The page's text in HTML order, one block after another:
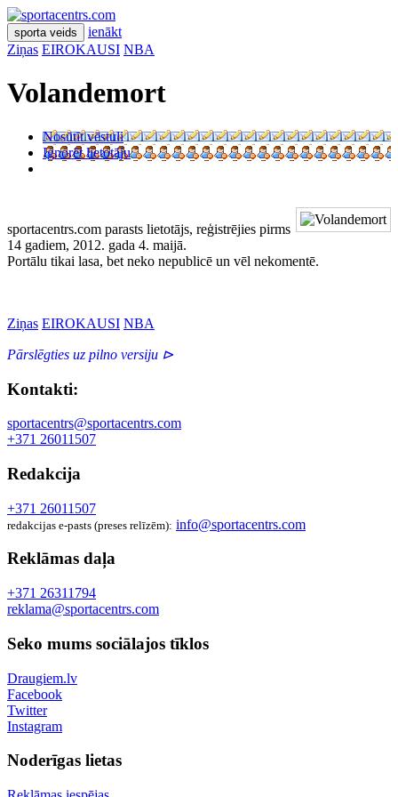
sporta veids
ienākt
Ziņas EIROKAUSI NBA
Volandemort
Nosūtīt vēstuli
Ignorēt lietotāju
sportacentrs.com parasts lietotājs, reģistrējies pirms
14 gadiem, 2012. gada 4. maijā.
Portālu tikai lasa, bet neko nepublicē un vēl nekomentē.
Ziņas EIROKAUSI NBA
Pārslēgties uz pilno versiju ⊳
Kontakti:
sportacentrs@sportacentrs.com
+371 26011507
Redakcija
+371 26011507
redakcijas e-pasts (preses relīzēm): info@sportacentrs.com
Reklāmas daļa
+371 26311794
reklama@sportacentrs.com
Seko mums sociālajos tīklos
Draugiem.lv
Facebook
Twitter
Instagram
Noderīgas lietas